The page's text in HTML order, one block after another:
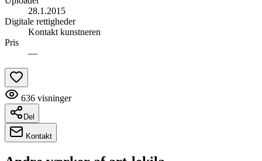
28.1.2015
Digitale rettigheder
Kontakt kunstneren
Pris
—
636 visninger
Del
Kontakt